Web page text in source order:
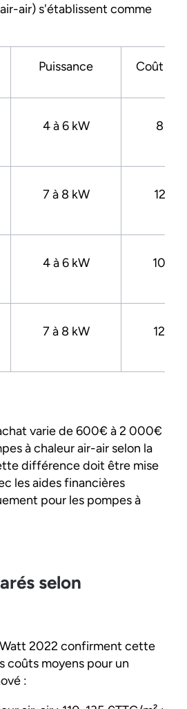
air) s'établissent comme
Puissance Coût
4 à 6 kW 8
7 à 8 kW 12
4 à 6 kW 10
7 à 8 kW 12
varie de 600€ à 2 000€
à chaleur air-air selon la
différence doit être mise
les aides financières
pour les pompes à
selon
2022 confirment cette
coûts moyens pour un
: